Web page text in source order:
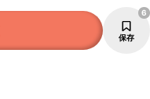
保存
6